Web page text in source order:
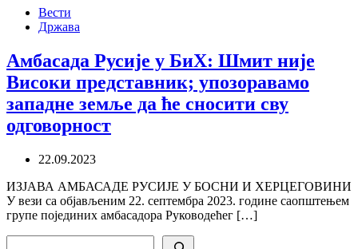
Вести
Држава
Амбасада Русије у БиХ: Шмит није
Високи представник; упозоравамо
западне земље да ће сносити сву
одговорност
22.09.2023
ИЗЈАВА АМБАСАДЕ РУСИЈЕ У БОСНИ И ХЕРЦЕГОВИНИ
У вези са објављеним 22. септембра 2023. године саопштењем
групе појединих амбасадора Руководећег […]